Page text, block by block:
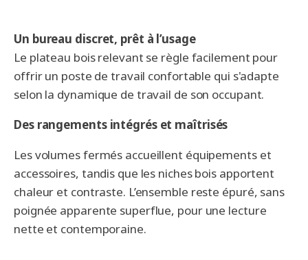
Un bureau discret, prêt à l’usage
Le plateau bois relevant se règle facilement pour
offrir un poste de travail confortable qui s'adapte
selon la dynamique de travail de son occupant.
Des rangements intégrés et maîtrisés
Les volumes fermés accueillent équipements et
accessoires, tandis que les niches bois apportent
chaleur et contraste. L’ensemble reste épuré, sans
poignée apparente superflue, pour une lecture
nette et contemporaine.